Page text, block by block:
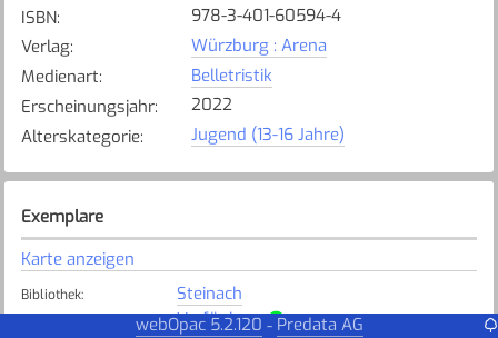
ISBN:
978-3-401-60594-4
Verlag:
Würzburg : Arena
Medienart:
Belletristik
Erscheinungsjahr:
2022
Alterskategorie: Jugend (13-16 Jahre)
Exemplare
Karte anzeigen
Bibliothek: Steinach
Verfügbar
webOpac 5.2.120 - Predata AG